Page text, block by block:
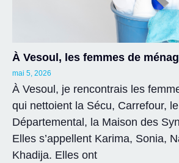
À Vesoul, les femmes de
mai 5, 2026
À Vesoul, je rencontrais les
qui nettoient la Sécu, Carrefour,
Départemental, la Maison des
Elles s’appellent Karima, Sonia,
Khadija. Elles ont